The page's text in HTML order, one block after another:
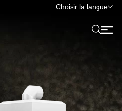
Choisir la langue